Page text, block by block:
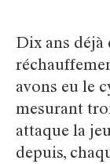
Dix ans déjà
avons eu le
mesurant
attaque la
depuis,